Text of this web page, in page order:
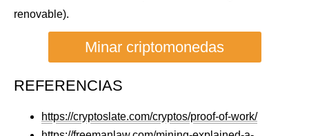
renovable).
Minar criptomonedas
REFERENCIAS
https://cryptoslate.com/cryptos/proof-of-work/